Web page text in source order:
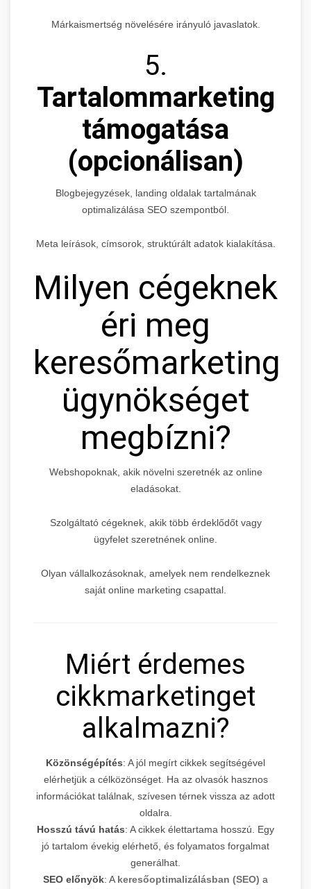
Márkaismertség növelésére irányuló javaslatok.
5.
Tartalommarketing
támogatása
(opcionálisan)
Blogbejegyzések, landing oldalak tartalmának
optimalizálása SEO szempontból.
Meta leírások, címsorok, struktúrált adatok kialakítása.
Milyen cégeknek
éri meg
keresőmarketing
ügynökséget
megbízni?
Webshopoknak, akik növelni szeretnék az online
eladásokat.
Szolgáltató cégeknek, akik több érdeklődőt vagy
ügyfelet szeretnének online.
Olyan vállalkozásoknak, amelyek nem rendelkeznek
saját online marketing csapattal.
Miért érdemes
cikkmarketinget
alkalmazni?
Közönségépítés: A jól megírt cikkek segítségével
elérhetjük a célközönséget. Ha az olvasók hasznos
információkat találnak, szívesen térnek vissza az adott
oldalra.
Hosszú távú hatás: A cikkek élettartama hosszú. Egy
jó tartalom évekig elérhető, és folyamatos forgalmat
generálhat.
SEO előnyök: A keresőoptimalizálásban (SEO) a